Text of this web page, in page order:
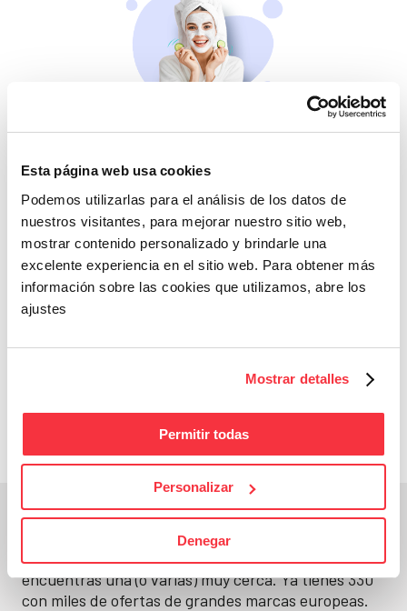
Esta página web usa cookies
Podemos utilizarlas para el análisis de los datos de
nuestros visitantes, para mejorar nuestro sitio web,
mostrar contenido personalizado y brindarle una
excelente experiencia en el sitio web. Para obtener más
información sobre las cookies que utilizamos, abre los
ajustes
Mostrar detalles
Permitir todas
Personalizar
Denegar
Belleza
Si no te mimas tú…
Adelántate a todos y
En un segundo, la encuentras.
No paramos de abrirtiendas. Seguro que
encuentras una (o varias) muy cerca. Ya tienes330
con miles de ofertas de grandes marcas europeas.